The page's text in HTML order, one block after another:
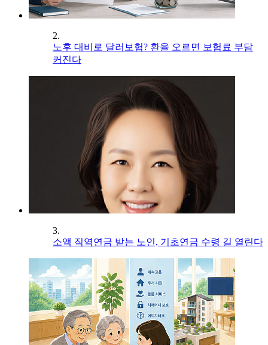
2.
노후 대비로 달러보험? 환율 오르면 보험료 부담
커진다
3.
소액 직역연금 받는 노인, 기초연금 수령 길 열린다